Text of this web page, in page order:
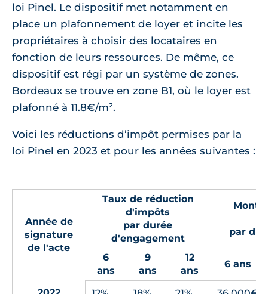
loi Pinel. Le dispositif met notamment en
place un plafonnement de loyer et incite les
propriétaires à choisir des locataires en
fonction de leurs ressources. De même, ce
dispositif est régi par un système de zones.
Bordeaux se trouve en zone B1, où le loyer est
plafonné à 11.8€/m².
Voici les réductions d’impôt permises par la
loi Pinel en 2023 et pour les années suivantes :
Année de
signature
de l'acte
Taux de réduction
d'impôts
par durée
d'engagement
par
6
ans
9
ans
12
ans
6 ans